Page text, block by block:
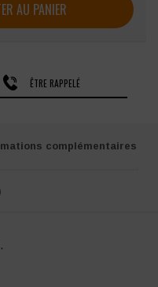
homme
AU PANIER
ÊTRE RAPPELÉ
complémentaires